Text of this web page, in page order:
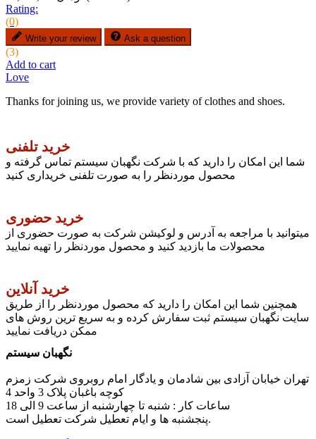
Rating:
(0)
Write your review Ask a question
(3)
Add to cart
Love
Thanks for joining us, we provide variety of clothes and shoes.
خرید تلفنی
شما این امکان را دارید که با شرکت نگهبان سیستم تماس گرفته و
محصول موردنظر را به صورت تلفنی خریداری کنید
خرید حضوری
میتوانید با مراجعه به آدرس و لوکیشن شرکت به صورت حضوری از
محصولات ما بازدید کنید و محصول موردنظر را تهیه نمایید
خرید آنلاین
همچنین شما این امکان را دارید که محصول موردنظر را از طریق
سایت نگهبان سیستم ثبت سفارش کرده و به سریع ترین روش های
ممکن دریافت نمایید
نگهبان سیستم
تهران خیابان آزادی بین شادمان و یادگار امام روبروی شرکت زمزم
کوچه باغبان پلاک 3 واحد 4
پنجشنبه ها و ایام تعطیل شرکت تعطیل است.